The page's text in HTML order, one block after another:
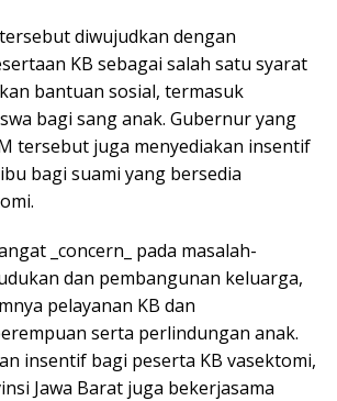
diwujudkan dengan
KB sebagai salah satu syarat
bantuan sosial, termasuk
bagi sang anak. Gubernur yang
tersebut juga menyediakan insentif
bagi suami yang bersedia
_concern_ pada masalah-
dan pembangunan keluarga,
pelayanan KB dan
serta perlindungan anak.
insentif bagi peserta KB vasektomi,
Jawa Barat juga bekerjasama